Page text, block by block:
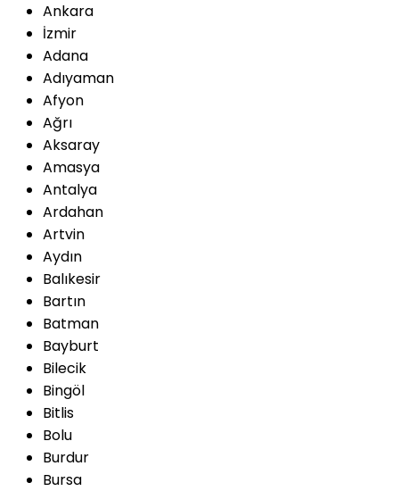
Ankara
İzmir
Adana
Adıyaman
Afyon
Ağrı
Aksaray
Amasya
Antalya
Ardahan
Artvin
Aydın
Balıkesir
Bartın
Batman
Bayburt
Bilecik
Bingöl
Bitlis
Bolu
Burdur
Bursa